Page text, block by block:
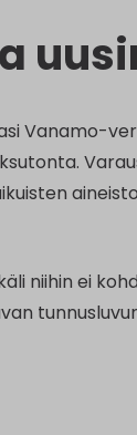
Vanamo-
niihin ei